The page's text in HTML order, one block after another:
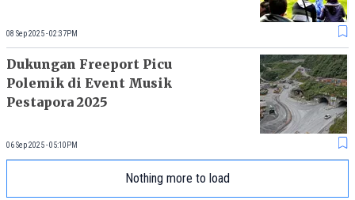
08 Sep 2025 - 02:37PM
Dukungan Freeport Picu
Polemik di Event Musik
Pestapora 2025
06 Sep 2025 - 05:10PM
Nothing more to load